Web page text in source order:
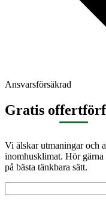
Ansvarsförsäkrad
Gratis
Vi älskar utmaningar och
inomhusklimat. Hör
på bästa tänkbara sätt.